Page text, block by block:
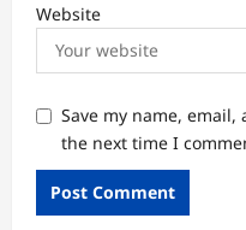
Website
Save my name,
the next time I